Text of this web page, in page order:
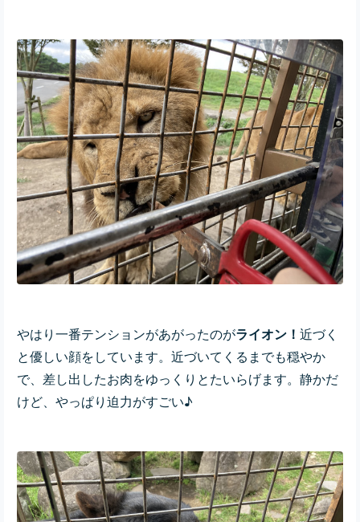
やはり一番テンションがあがったのがライオン！ 近づく
と優しい顔をしています。近づいてくるまでも穏やか
で、差し出したお肉をゆっくりとたいらげます。静かだ
けど、やっぱり迫力がすごい♪